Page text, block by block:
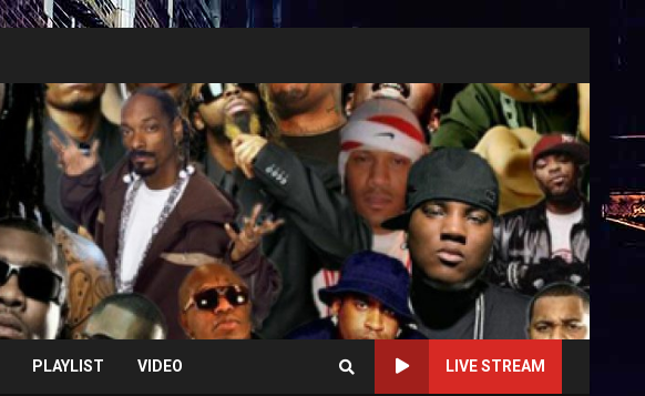
PLAYLIST VIDEO LIVE STREAM